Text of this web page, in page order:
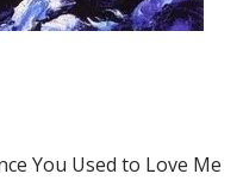
You Used to Love Me